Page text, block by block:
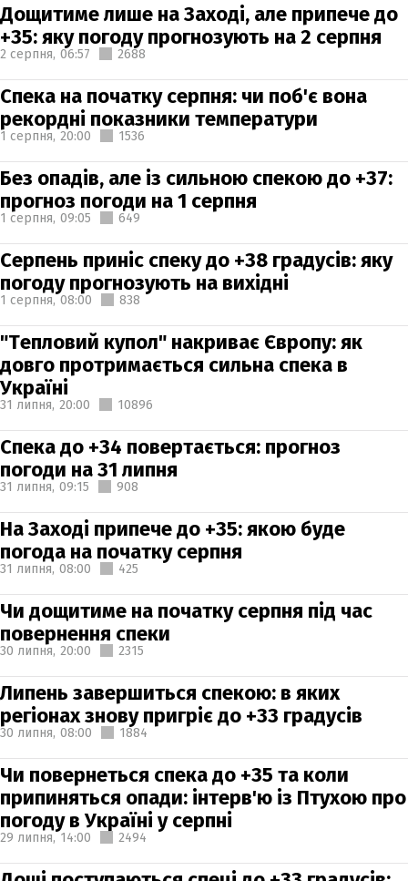
Дощитиме лише на Заході, але припече до
+35: яку погоду прогнозують на 2 серпня
2 серпня, 06:57 2688
Спека на початку серпня: чи поб'є вона
рекордні показники температури
1 серпня, 20:00 1536
Без опадів, але із сильною спекою до +37:
прогноз погоди на 1 серпня
1 серпня, 09:05 649
Серпень приніс спеку до +38 градусів: яку
погоду прогнозують на вихідні
1 серпня, 08:00 838
"Тепловий купол" накриває Європу: як
довго протримається сильна спека в
Україні
31 липня, 20:00 10896
Спека до +34 повертається: прогноз
погоди на 31 липня
31 липня, 09:15 908
На Заході припече до +35: якою буде
погода на початку серпня
31 липня, 08:00 425
Чи дощитиме на початку серпня під час
повернення спеки
30 липня, 20:00 2315
Липень завершиться спекою: в яких
регіонах знову пригріє до +33 градусів
30 липня, 08:00 1884
Чи повернеться спека до +35 та коли
припиняться опади: інтерв'ю із Птухою про
погоду в Україні у серпні
29 липня, 14:00 2494